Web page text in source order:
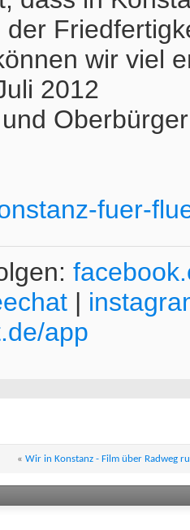
wir viel
2012
fuer-
|
app
« Wir in Konstanz - Film über Radweg